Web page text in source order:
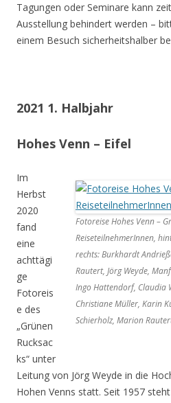
Tagungen oder Seminare kann
Ausstellung behindert werden –
einem Besuch sicherheitshalber
2021 1. Halbjahr
Hohes Venn – Eifel
Fotoreise Hohes Venn –
ReiseteilnehmerInnen,
rechts: Burkhardt
Rautert, Jörg Weyde,
Ingo Hattendorf, Claudia
Christiane Müller, Karin
Schierholz, Marion
Im
Herbst
2020
fand
eine
achttägi
ge
Fotoreis
e des
„Grünen
Rucksac
ks“ unter
Leitung von Jörg Weyde in die
Hohen Venns statt. Seit 1957